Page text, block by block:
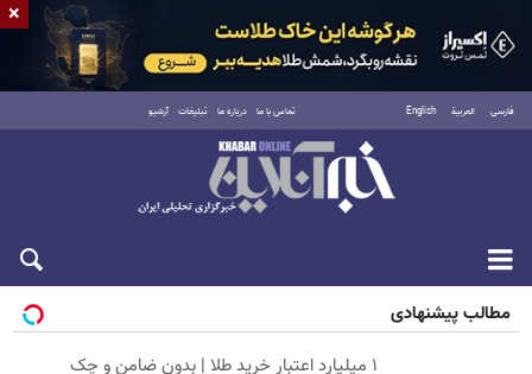
فارسی العربية English تماس با ما درباره ما تبلیغات آرشیو
جمعه ۱۶ مرداد ۱۴۰۵
مطالب پیشنهادی
۱ میلیارد اعتبار خرید طلا | بدون ضامن و چک
×